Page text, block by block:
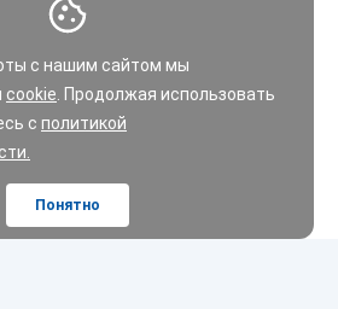
с нашим сайтом мы
cookie . Продолжая использовать
с политикой
Понятно